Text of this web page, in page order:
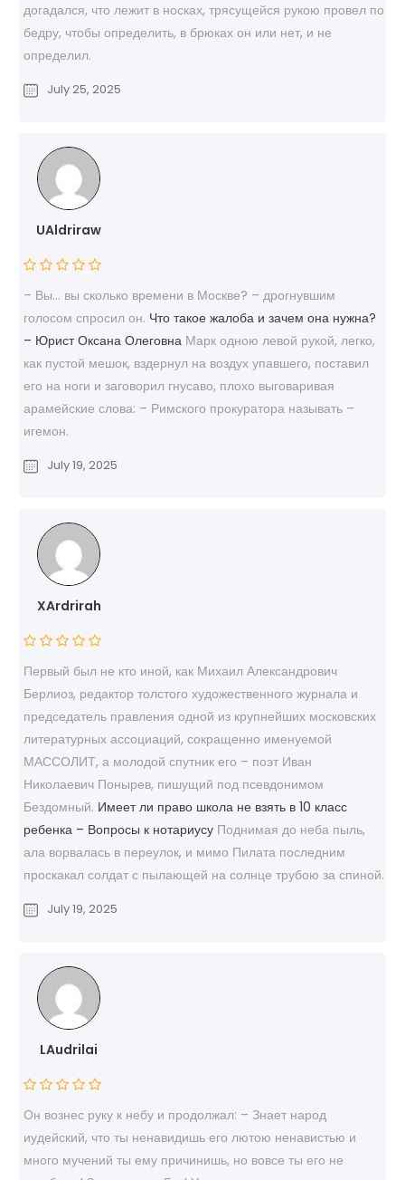
догадался, что лежит в носках, трясущейся рукою провел по
бедру, чтобы определить, в брюках он или нет, и не
определил.
July 25, 2025
UAldriraw
– Вы… вы сколько времени в Москве? – дрогнувшим
голосом спросил он. Что такое жалоба и зачем она нужна?
– Юрист Оксана Олеговна Марк одною левой рукой, легко,
как пустой мешок, вздернул на воздух упавшего, поставил
его на ноги и заговорил гнусаво, плохо выговаривая
арамейские слова: – Римского прокуратора называть –
игемон.
July 19, 2025
XArdrirah
Первый был не кто иной, как Михаил Александрович
Берлиоз, редактор толстого художественного журнала и
председатель правления одной из крупнейших московских
литературных ассоциаций, сокращенно именуемой
МАССОЛИТ, а молодой спутник его – поэт Иван
Николаевич Понырев, пишущий под псевдонимом
Бездомный. Имеет ли право школа не взять в 10 класс
ребенка – Вопросы к нотариусу Поднимая до неба пыль,
ала ворвалась в переулок, и мимо Пилата последним
проскакал солдат с пылающей на солнце трубою за спиной.
July 19, 2025
LAudrilai
Он вознес руку к небу и продолжал: – Знает народ
иудейский, что ты ненавидишь его лютою ненавистью и
много мучений ты ему причинишь, но вовсе ты его не